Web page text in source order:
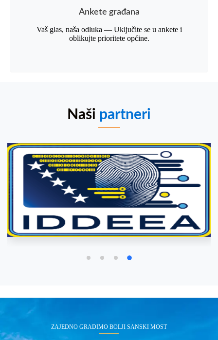
Ankete građana
Vaš glas, naša odluka — Uključite se u ankete i
oblikujte prioritete općine.
Naši partneri
ZAJEDNO GRADIMO BOLJI SANSKI MOST